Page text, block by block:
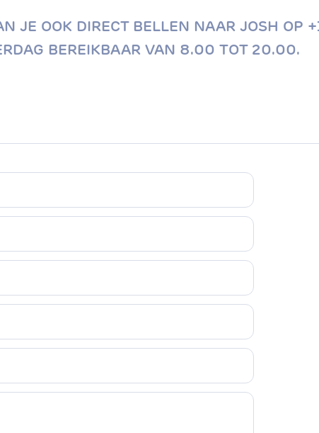
JE OOK DIRECT BELLEN NAAR JOSH OP
BEREIKBAAR VAN 8.00 TOT 20.00.